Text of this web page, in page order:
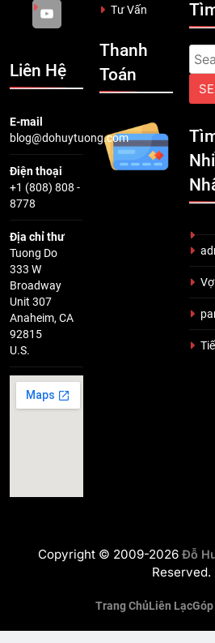
Liên Hệ
E-mail
blog@dohuytuong.com
Điện thoại
+1 (808) 808 -
8778
Địa chỉ thư
Tuong Do
333 W
Broadway
Unit 307
Anaheim, CA
92815
U.S.
Tư Vấn
Thanh
Toán
for:
Copyright © 2009-2026 Đỗ
Reserved.
Trang ChủLiên LạcGóp